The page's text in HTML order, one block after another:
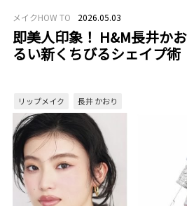
メイクHOW TO 2026.05.03
即美人印象！ H&M長井か
るい新くちびるシェイプ術
リップメイク 長井 かおり